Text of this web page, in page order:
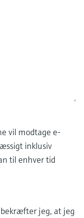
vil modtage e-
inklusiv
til enhver tid
jeg, at jeg